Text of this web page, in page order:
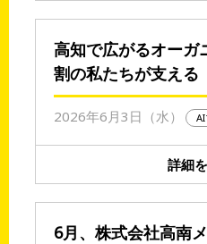
高知で広がるオーガ
割の私たちが支える
2026年6月3日（水）
詳細
6月、株式会社高南